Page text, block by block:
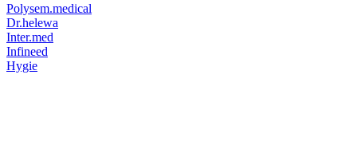
Polysem.medical
Dr.helewa
Inter.med
Infineed
Hygie